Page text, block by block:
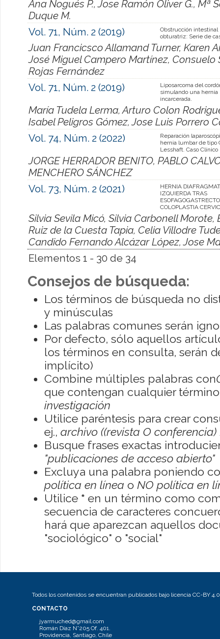
Ana Nogués P., Jose Ramón Oliver G., Mª
Duque M.
Vol. 71, Núm. 2 (2019)
Obstrucción intestinal
obturatriz: Serie de
Juan Francicsco Allamand Turner, Karen
José Miguel Campero Martínez,
Rojas Fernández
Vol. 71, Núm. 2 (2019)
Liposarcoma del
simulando una hernia
incarcerada.
María Tudela Lerma, Arturo Colon
Isabel Peligros Gómez, Jose Luis Porrero
Vol. 74, Núm. 2 (2022)
Reparación
hernia lumbar de tipo
Lesshaft. Caso Clínico
JORGE HERRADOR BENITO, PABLO
MENCHERO SÁNCHEZ
Vol. 73, Núm. 2 (2021)
HERNIA
IZQUIERDA TRAS
COLOPLASTIA
Silvia Sevila Micó, Silvia Carbonell Morote,
Ruiz de la Cuesta Tapia, Celia Villodre
Candido Fernando Alcázar López, Jose
Elementos 1 - 30 de 34
Consejos de búsqueda:
Los términos de búsqueda no
y minúsculas
Las palabras comunes serán
Por defecto, sólo aquellos
los términos en consulta, serán
implícito)
Combine múltiples palabras con
que contengan cualquier
investigación
Utilice paréntesis para crear
ej., archivo ((revista O conferencia)
Busque frases exactas
"publicaciones de acceso abierto"
Excluya una palabra poniendo
política en línea o NO política en
Utilice * en un término como
secuencia de caracteres
hará que aparezcan aquellos
"sociológico" o "social"
Todos los contenidos se encuentran publicados bajo licencia CC-BY 4.0
CONTACTO
jyarmuched@gmail.com
Román Díaz N°205 Of. 401.
Providencia, Santiago, Chile